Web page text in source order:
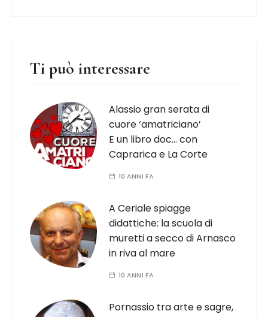
Ti può interessare
Alassio gran serata di
cuore ‘amatriciano’
E un libro doc… con
Caprarica e La Corte
10 ANNI FA
A Ceriale spiagge
didattiche: la scuola di
muretti a secco di Arnasco
in riva al mare
10 ANNI FA
Pornassio tra arte e sagre,